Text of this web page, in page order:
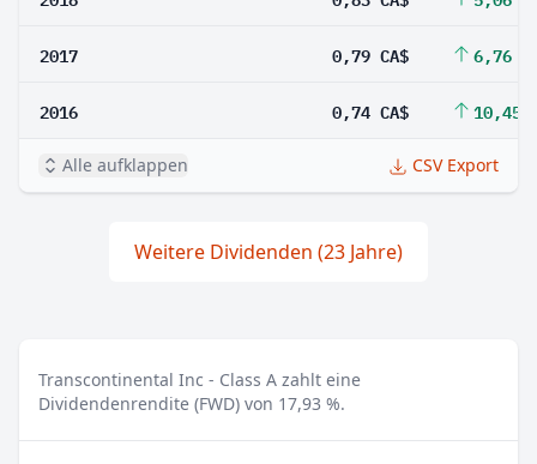
2017 0,79 CA$ 6,76 %
2016 0,74 CA$ 10,45
Alle aufklappen CSV Export
Weitere Dividenden (23 Jahre)
Transcontinental Inc - Class A zahlt eine
Dividendenrendite (FWD) von 17,93 %.